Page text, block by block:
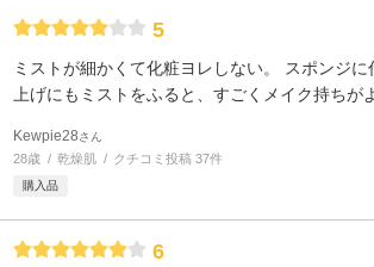
5
ミストが細かくて化粧ヨレしない。 スポンジ
上げにもミストをふると、すごくメイク持ちが
Kewpie28さん
28歳 乾燥肌 クチコミ投稿 37件
購入品
6